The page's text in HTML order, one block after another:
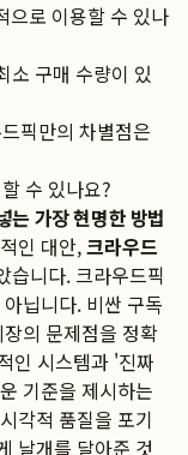
으로 이용할 수 있나
소 구매 수량이 있
픽만의 차별점은
수 있나요?
는 가장 현명한 방법
인 대안,크라우드
습니다. 크라우드픽
닙니다. 비싼 구독
의 문제점을 정확
인 시스템과 '진짜
기준을 제시하는
각적 품질을 포기
날개를 달아준 것